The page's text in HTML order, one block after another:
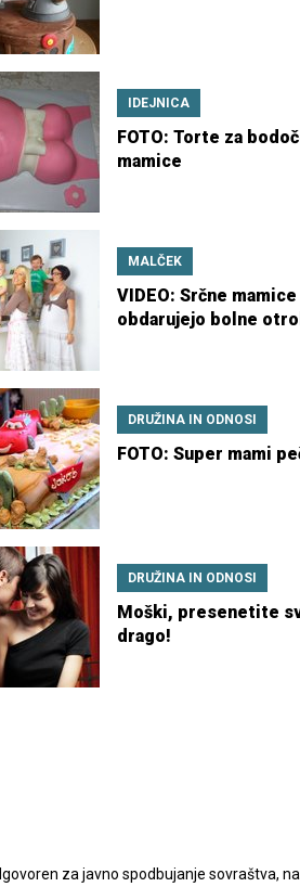
IDEJNICA
FOTO: Torte za
mamice
MALČEK
VIDEO: Srčne mamice
obdarujejo bolne
DRUŽINA IN ODNOSI
FOTO: Super mami
DRUŽINA IN ODNOSI
Moški, presenetite
drago!
za javno spodbujanje sovraštva,